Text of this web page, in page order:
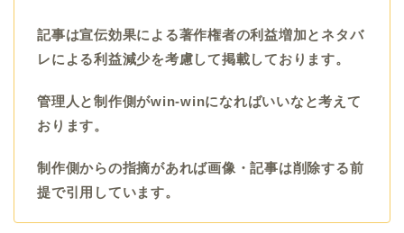
記事は宣伝効果による著作権者の利益増加とネタバ
レによる利益減少を考慮して掲載しております。
管理人と制作側がwin-winになればいいなと考えて
おります。
制作側からの指摘があれば画像・記事は削除する前
提で引用しています。